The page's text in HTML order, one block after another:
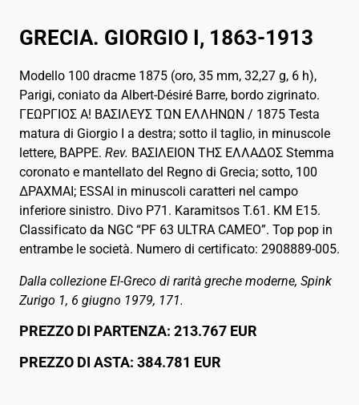
GRECIA. GIORGIO I, 1863-1913
Modello 100 dracme 1875 (oro, 35 mm, 32,27 g, 6 h),
Parigi, coniato da Albert-Désiré Barre, bordo zigrinato.
ΓΕΩΡΓΙΟΣ Α! ΒΑΣΙΛΕΥΣ ΤΩΝ ΕΛΛΗΝΩΝ / 1875 Testa
matura di Giorgio I a destra; sotto il taglio, in minuscole
lettere, BAPPE. Rev. ΒΑΣΙΛΕΙΟΝ ΤΗΣ ΕΛΛΑΔΟΣ Stemma
coronato e mantellato del Regno di Grecia; sotto, 100
ΔΡΑΧΜΑΙ; ESSAI in minuscoli caratteri nel campo
inferiore sinistro. Divo P71. Karamitsos T.61. KM E15.
Classificato da NGC “PF 63 ULTRA CAMEO”. Top pop in
entrambe le società. Numero di certificato: 2908889-005.
Dalla collezione El-Greco di rarità greche moderne, Spink
Zurigo 1, 6 giugno 1979, 171.
PREZZO DI PARTENZA: 213.767 EUR
PREZZO DI ASTA: 384.781 EUR